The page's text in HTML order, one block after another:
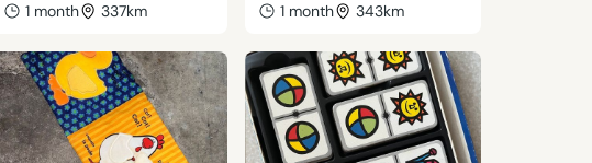
1 month 337km 1 month 343km